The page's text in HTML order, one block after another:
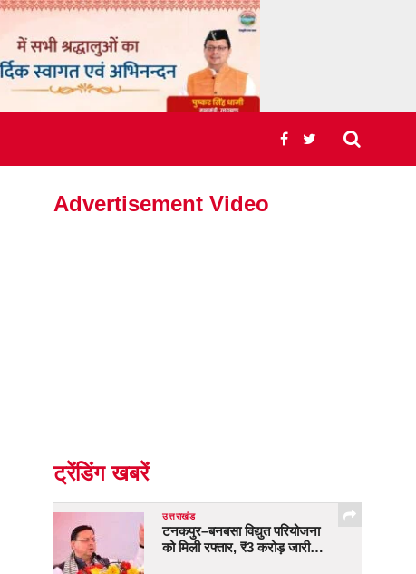
Advertisement Video
ट्रेंडिंग खबरें
उत्तराखंड
टनकपुर–बनबसा विद्युत परियोजना
को मिली रफ्तार, ₹3 करोड़ जारी…